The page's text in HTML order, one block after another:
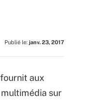
Publié le: janv. 23, 2017
aux
sur